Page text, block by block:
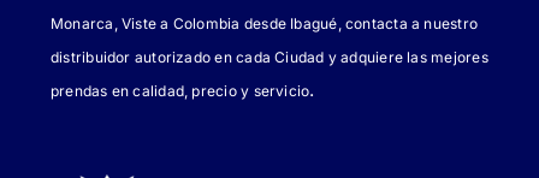
Monarca, Viste a Colombia desde Ibagué, contacta a nuestro
distribuidor autorizado en cada Ciudad y adquiere las mejores
prendas en calidad, precio y servicio.